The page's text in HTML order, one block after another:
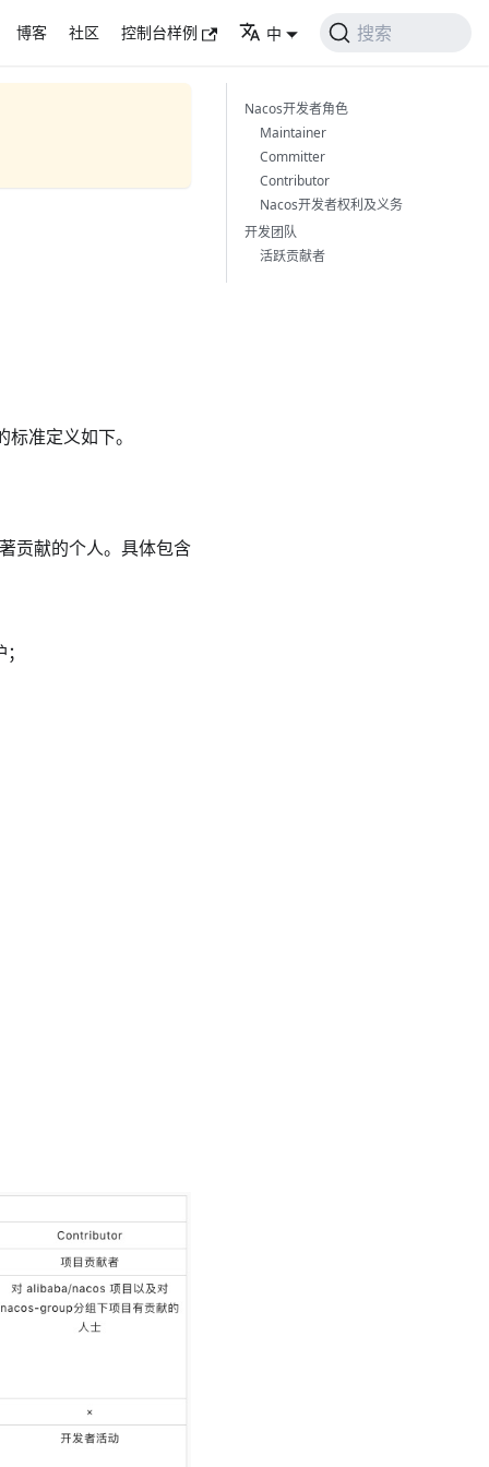
博客 社区 控制台样例 中 搜索
准定义如下。
贡献的个人。具体包含
Nacos开发者角色
Maintainer
Committer
Contributor
Nacos开发者权利及义务
开发团队
活跃贡献者